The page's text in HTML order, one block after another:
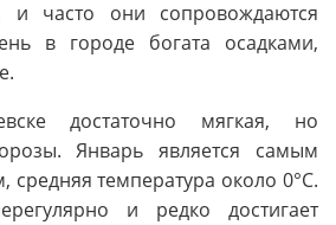
и часто они сопровождаются
в городе богата осадками,
достаточно мягкая, но
Январь является самым
температура около 0°C.
и редко достигает